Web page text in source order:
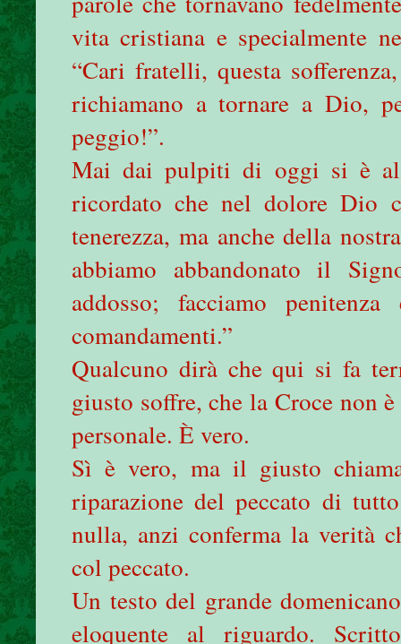
vita cristiana e specialmente
“Cari fratelli, questa
richiamano a tornare a Dio,
peggio!”.
Mai dai pulpiti di oggi si è
ricordato che nel dolore Dio
tenerezza, ma anche della
abbiamo abbandonato il
addosso; facciamo
comandamenti.”
Qualcuno dirà che qui si fa
giusto soffre, che la Croce non
personale. È vero.
Sì è vero, ma il giusto
riparazione del peccato di
nulla, anzi conferma la verità
col peccato.
Un testo del grande
eloquente al riguardo.